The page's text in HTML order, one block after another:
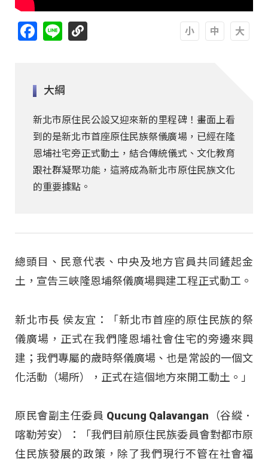
Facebook
Line
大綱
新北市原住民公設又迎來新的里程碑！畫面上看
到的是新北市首座原住民族祭儀廣場，已經在隆
恩埔社宅旁正式動土，結合傳統儀式、文化教育
跟社群凝聚功能，這將成為新北市原住民族文化
的重要據點。
總頭目、民意代表、中央及地方官員共同鏟起金
土，宣告三峽隆恩埔祭儀廣場興建工程正式動工。
新北市長 侯友宜：「新北市首座的原住民族的祭
儀廣場，正式在我們隆恩埔社會住宅的旁邊來興
建；我們專屬的歲時祭儀廣場、也是常設的一個文
化活動（場所），正式在這個地方來開工動土。」
原民會副主任委員 Qucung Qalavangan（谷縱．
喀勒芳安）：「我們目前原住民族委員會對都市原
住民族發展的政策，除了我們現行不管在社會福